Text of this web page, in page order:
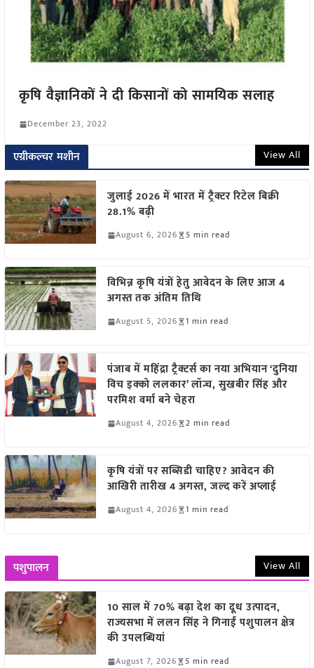
कृषि वैज्ञानिकों ने दी किसानों को सामयिक सलाह
December 23, 2022
एग्रीकल्चर मशीन View All
जुलाई 2026 में भारत में ट्रैक्टर रिटेल बिक्री
28.1% बढ़ी
August 6, 2026 5 min read
विभिन्न कृषि यंत्रों हेतु आवेदन के लिए आज 4
अगस्त तक अंतिम तिथि
August 5, 2026 1 min read
पंजाब में महिंद्रा ट्रैक्टर्स का नया अभियान ‘दुनिया
विच इक्को ललकार’ लॉन्च, सुखबीर सिंह और
परमिश वर्मा बने चेहरा
August 4, 2026 2 min read
कृषि यंत्रों पर सब्सिडी चाहिए? आवेदन की
आखिरी तारीख 4 अगस्त, जल्द करें अप्लाई
August 4, 2026 1 min read
पशुपालन View All
10 साल में 70% बढ़ा देश का दूध उत्पादन,
राज्यसभा में ललन सिंह ने गिनाईं पशुपालन क्षेत्र
की उपलब्धियां
August 7, 2026 5 min read